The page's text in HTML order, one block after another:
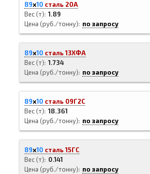
89х10 сталь 20А
Вес (т) 1.89
Цена (руб./тонну)
по запросу
89х10 сталь 13ХФА
Вес (т) 1.734
Цена (руб./тонну)
по запросу
89х10 сталь 09Г2С
Вес (т) 18.361
Цена (руб./тонну)
по запросу
89х10 сталь 15ГС
Вес (т)
0.141
Цена (руб./тонну)
по запросу